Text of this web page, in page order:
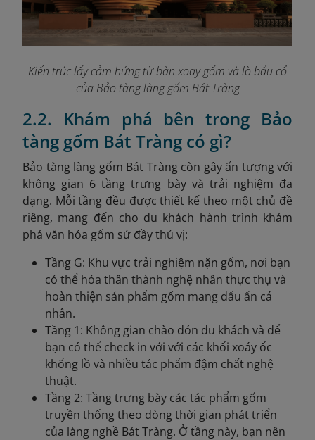
Kiến trúc lấy cảm hứng từ bàn xoay gốm và lò bẩu cổ
của Bảo tàng làng gốm Bát Tràng
2.2. Khám phá bên trong Bảo
tàng gốm Bát Tràng có gì?
Bảo tàng làng gốm Bát Tràng còn gây ấn tượng với
không gian 6 tầng trưng bày và trải nghiệm đa
dạng. Mỗi tầng đều được thiết kế theo một chủ đề
riêng, mang đến cho du khách hành trình khám
phá văn hóa gốm sứ đầy thú vị:
Tầng G: Khu vực trải nghiệm nặn gốm, nơi bạn
có thể hóa thân thành nghệ nhân thực thụ và
hoàn thiện sản phẩm gốm mang dấu ấn cá
nhân.
Tầng 1: Không gian chào đón du khách và để
bạn có thể check in với với các khối xoáy ốc
khổng lồ và nhiều tác phẩm đậm chất nghệ
thuật.
Tầng 2: Tầng trưng bày các tác phẩm gốm
truyền thống theo dòng thời gian phát triển
của làng nghề Bát Tràng. Ở tầng này, bạn nên